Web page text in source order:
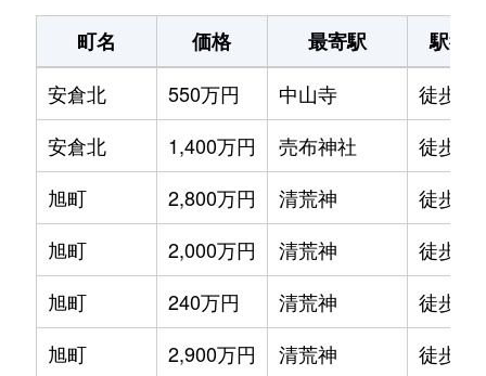
町名 価格 最寄駅
駅徒
安倉北
550万円 中山寺
徒歩19
安倉北
1,400万円 売布神社
徒歩20
旭町
2,800万円 清荒神
徒歩6
旭町
2,000万円 清荒神
徒歩6
旭町
240万円 清荒神
徒歩7
旭町
2,900万円 清荒神
徒歩6